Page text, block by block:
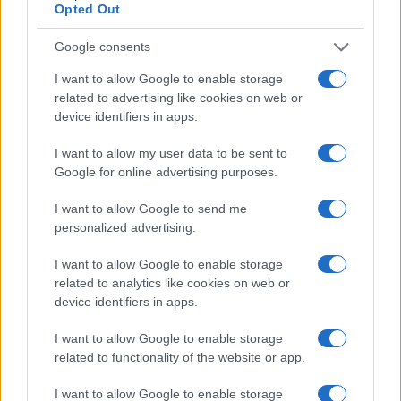
Opted Out
Google consents
I want to allow Google to enable storage
related to advertising like cookies on web or
device identifiers in apps.
I want to allow my user data to be sent to
Google for online advertising purposes.
I want to allow Google to send me
personalized advertising.
I want to allow Google to enable storage
related to analytics like cookies on web or
device identifiers in apps.
I want to allow Google to enable storage
related to functionality of the website or app.
I want to allow Google to enable storage
Martina Agostina Diturco
I nostri cari
I nostri cari
I nostri cari
Giovannimaria Cabras